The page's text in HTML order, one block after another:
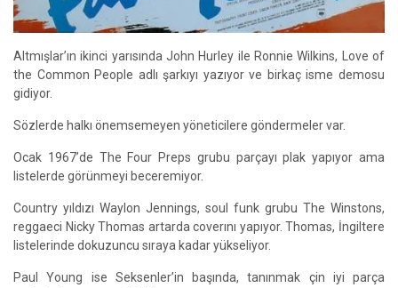
Altmışlar’ın ikinci yarısında John Hurley ile Ronnie Wilkins, Love of
the Common People adlı şarkıyı yazıyor ve birkaç isme demosu
gidiyor.
Sözlerde halkı önemsemeyen yöneticilere göndermeler var.
Ocak 1967’de The Four Preps grubu parçayı plak yapıyor ama
listelerde görünmeyi beceremiyor.
Country yıldızı Waylon Jennings, soul funk grubu The Winstons,
reggaeci Nicky Thomas artarda coverını yapıyor. Thomas, İngiltere
listelerinde dokuzuncu sıraya kadar yükseliyor.
Paul Young ise Seksenler’in başında, tanınmak çin iyi parça